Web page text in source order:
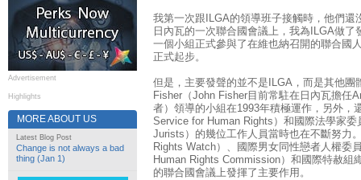
Advertisement
Highlights
MORE ABOUT US
Latest Blog Post
Change is not always a bad
thing (Jan 1)
我第一次跟ILGA的領導班子接觸時，他們還
日內瓦的一次聯合國會議上，我為ILGA做
一個小組正式參與了在維也納召開的聯合國
正式起步。
但是，主要發聲的並不是ILGA，而是其他團
Fisher（John Fisher目前常駐在日內瓦擔任
者）領導的小組在1993年積極運作，另外，
Service for Human Rights）和國際法學家
Jurists）的幾位工作人員當時也在不斷努力
Rights Watch）、國際男女同性戀者人權委
Human Rights Commission）和國際特赦組
的聯合國會議上發揮了主要作用。